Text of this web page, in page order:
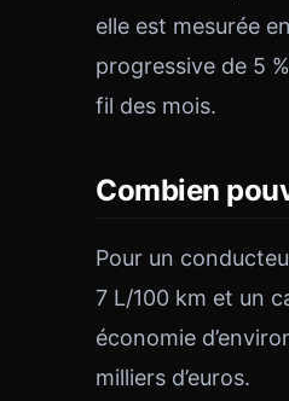
elle est mesurée
progressive de 5
fil des mois.
Combien
Pour un
7 L/100 km et un
économie
milliers d’euros.